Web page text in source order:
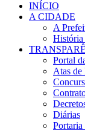
INÍCIO
A CIDADE
A
História
Portal
Atas de
Diárias
Portaria